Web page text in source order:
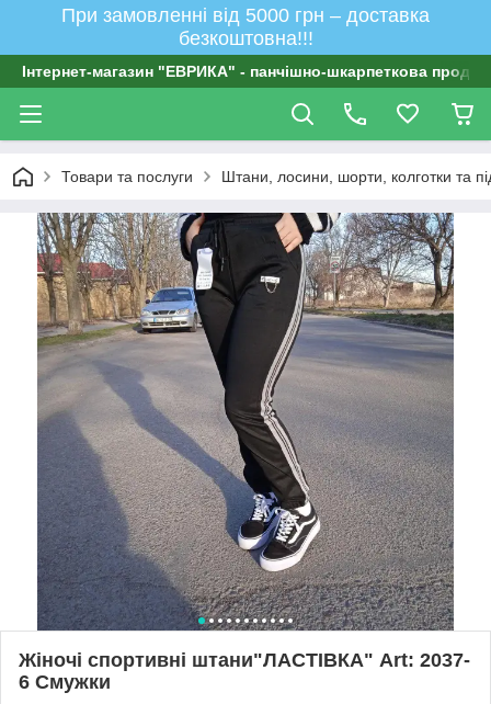
При замовленні від 5000 грн – доставка
безкоштовна!!!
Інтернет-магазин "ЕВРИКА" - панчішно-шкарпеткова
Товари та послуги Штани, лосини, шорти, колготки та
Жіночі спортивні штани"ЛАСТІВКА" Art: 2037-
6 Смужки